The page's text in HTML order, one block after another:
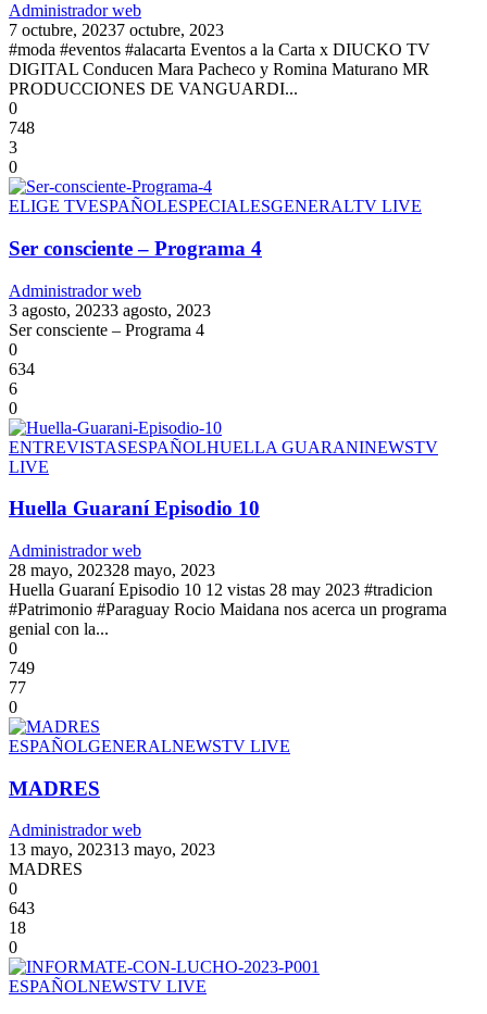
Administrador web
7 octubre, 20237 octubre, 2023
#moda #eventos #alacarta Eventos a la Carta x DIUCKO TV
DIGITAL Conducen Mara Pacheco y Romina Maturano MR
PRODUCCIONES DE VANGUARDI...
0
748
3
0
ELIGE TVESPAÑOLESPECIALESGENERALTV LIVE
Ser consciente – Programa 4
Administrador web
3 agosto, 20233 agosto, 2023
Ser consciente – Programa 4
0
634
6
0
ENTREVISTASESPAÑOLHUELLA GUARANINEWSTV
LIVE
Huella Guaraní Episodio 10
Administrador web
28 mayo, 202328 mayo, 2023
Huella Guaraní Episodio 10 12 vistas 28 may 2023 #tradicion
#Patrimonio #Paraguay Rocio Maidana nos acerca un programa
genial con la...
0
749
77
0
ESPAÑOLGENERALNEWSTV LIVE
MADRES
Administrador web
13 mayo, 202313 mayo, 2023
MADRES
0
643
18
0
ESPAÑOLNEWSTV LIVE